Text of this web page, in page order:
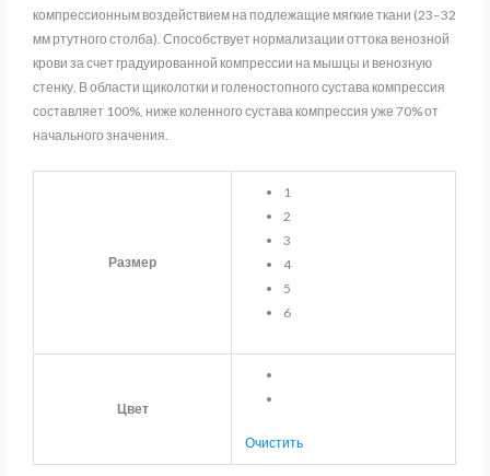
компрессионным воздействием на подлежащие мягкие ткани (23–32
мм ртутного столба). Способствует нормализации оттока венозной
крови за счет градуированной компрессии на мышцы и венозную
стенку. В области щиколотки и голеностопного сустава компрессия
составляет 100%, ниже коленного сустава компрессия уже 70% от
начального значения.
Размер
1
2
3
4
5
6
Цвет
Очистить